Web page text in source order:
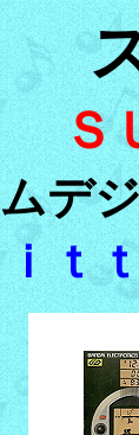
Ｓ
デ
ｉｔ